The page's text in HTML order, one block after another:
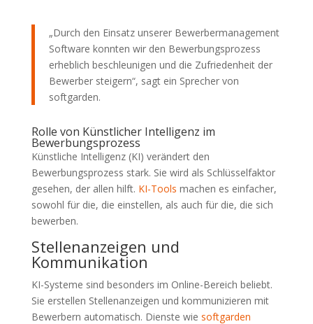
„Durch den Einsatz unserer Bewerbermanagement
Software konnten wir den Bewerbungsprozess
erheblich beschleunigen und die Zufriedenheit der
Bewerber steigern“, sagt ein Sprecher von
softgarden.
Rolle von Künstlicher Intelligenz im
Bewerbungsprozess
Künstliche Intelligenz (KI) verändert den
Bewerbungsprozess stark. Sie wird als Schlüsselfaktor
gesehen, der allen hilft. KI-Tools machen es einfacher,
sowohl für die, die einstellen, als auch für die, die sich
bewerben.
Stellenanzeigen und
Kommunikation
KI-Systeme sind besonders im Online-Bereich beliebt.
Sie erstellen Stellenanzeigen und kommunizieren mit
Bewerbern automatisch. Dienste wie softgarden